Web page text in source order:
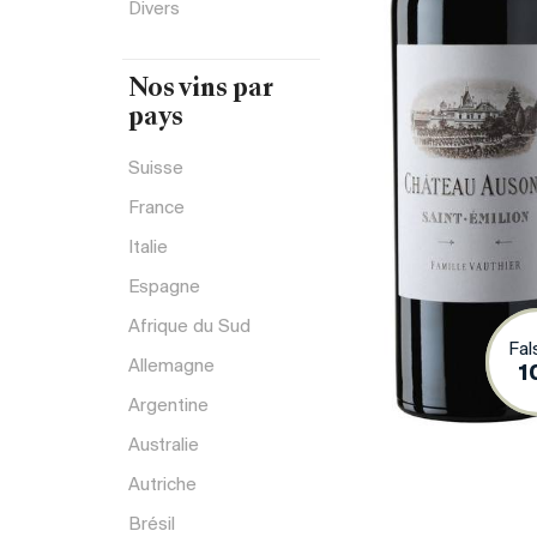
Divers
Nos vins par
pays
Suisse
France
Italie
Espagne
Afrique du Sud
Allemagne
Argentine
Australie
Autriche
Brésil